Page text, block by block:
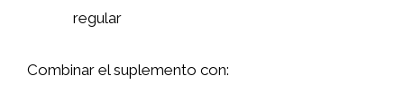
regular
Combinar el suplemento con: